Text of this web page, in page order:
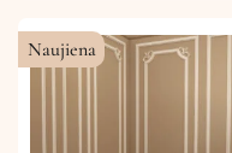
Naujiena